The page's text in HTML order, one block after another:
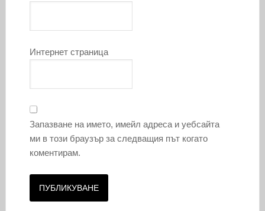
Интернет страница
Запазване на името, имейл адреса и уебсайта
ми в този браузър за следващия път когато
коментирам.